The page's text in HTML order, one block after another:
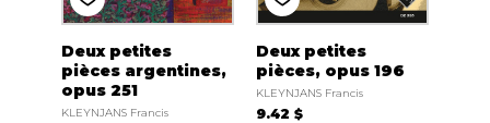
Deux petites
pièces argentines,
opus 251
KLEYNJANS Francis
Deux petites
pièces, opus 196
KLEYNJANS Francis
9.42 $